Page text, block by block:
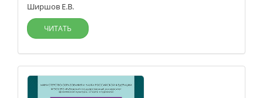
Ширшов Е.В.
ЧИТАТЬ